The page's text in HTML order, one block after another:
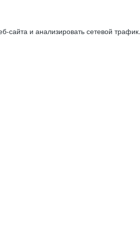
и анализировать сетевой трафик.